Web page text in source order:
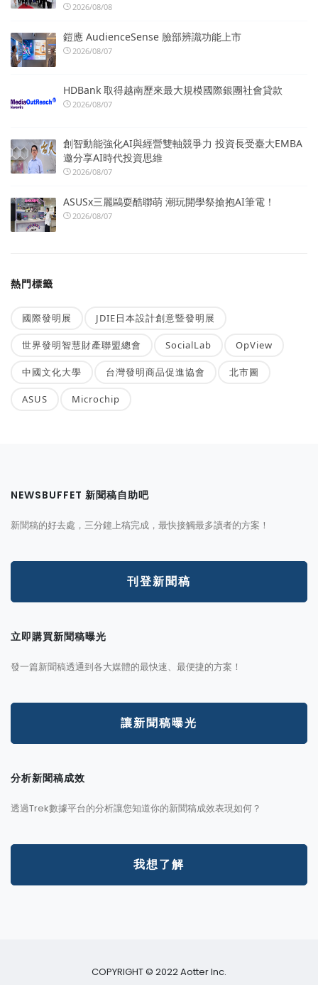
2026/08/08
鎧應 AudienceSense 臉部辨識功能上市
2026/08/07
HDBank 取得越南歷來最大規模國際銀團社會貸款
2026/08/07
創智動能強化AI與經營雙軸競爭力 投資長受臺大EMBA
邀分享AI時代投資思維
2026/08/07
ASUSx三麗鷗耍酷聯萌 潮玩開學祭搶抱AI筆電！
2026/08/07
熱門標籤
國際發明展 JDIE日本設計創意暨發明展
世界發明智慧財產聯盟總會 SocialLab OpView
中國文化大學 台灣發明商品促進協會 北市圖
ASUS Microchip
NEWSBUFFET 新聞稿自助吧
新聞稿的好去處，三分鐘上稿完成，最快接觸最多讀者的方案！
刊登新聞稿
立即購買新聞稿曝光
發一篇新聞稿透通到各大媒體的最快速、最便捷的方案！
讓新聞稿曝光
分析新聞稿成效
透過Trek數據平台的分析讓您知道你的新聞稿成效表現如何？
我想了解
COPYRIGHT © 2022 Aotter Inc.